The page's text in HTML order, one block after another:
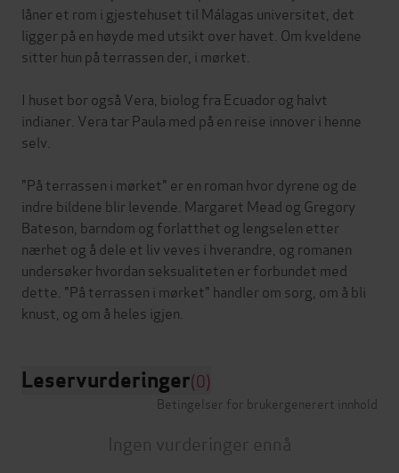
låner et rom i gjestehuset til Málagas universitet, det
ligger på en høyde med utsikt over havet. Om kveldene
sitter hun på terrassen der, i mørket.
I huset bor også Vera, biolog fra Ecuador og halvt
indianer. Vera tar Paula med på en reise innover i henne
selv.
"På terrassen i mørket" er en roman hvor dyrene og de
indre bildene blir levende. Margaret Mead og Gregory
Bateson, barndom og forlatthet og lengselen etter
nærhet og å dele et liv veves i hverandre, og romanen
undersøker hvordan seksualiteten er forbundet med
dette. "På terrassen i mørket" handler om sorg, om å bli
Leservurderinger(0)
Betingelser for brukergenerert innhold
Ingen vurderinger ennå